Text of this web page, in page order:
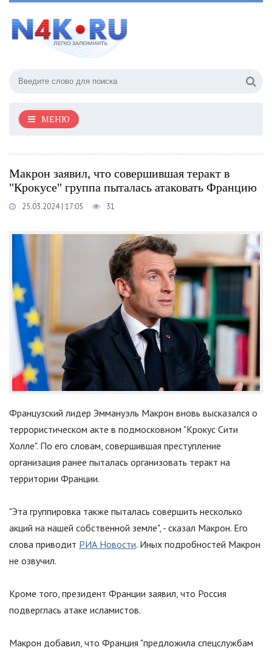
МЕНЮ
Макрон заявил, что совершившая теракт в
"Крокусе" группа пыталась атаковать Францию
25.03.2024 | 17:05 31
Французский лидер Эммануэль Макрон вновь высказался о
террористическом акте в подмосковном "Крокус Сити
Холле". По его словам, совершившая преступление
организация ранее пыталась организовать теракт на
территории Франции.
"Эта группировка также пыталась совершить несколько
акций на нашей собственной земле", - сказал Макрон. Его
слова приводит РИА Новости. Иных подробностей Макрон
не озвучил.
Кроме того, президент Франции заявил, что Россия
подверглась атаке исламистов.
Макрон добавил, что Франция "предложила спецслужбам